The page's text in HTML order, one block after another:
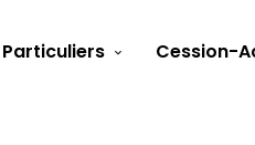
Particuliers Cession-